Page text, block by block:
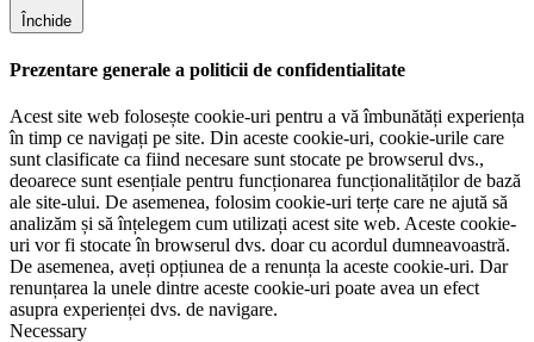
Închide
Prezentare generale a politicii de confidentialitate
Acest site web folosește cookie-uri pentru a vă îmbunătăți experiența
în timp ce navigați pe site. Din aceste cookie-uri, cookie-urile care
sunt clasificate ca fiind necesare sunt stocate pe browserul dvs.,
deoarece sunt esențiale pentru funcționarea funcționalităților de bază
ale site-ului. De asemenea, folosim cookie-uri terțe care ne ajută să
analizăm și să înțelegem cum utilizați acest site web. Aceste cookie-
uri vor fi stocate în browserul dvs. doar cu acordul dumneavoastră.
De asemenea, aveți opțiunea de a renunța la aceste cookie-uri. Dar
renunțarea la unele dintre aceste cookie-uri poate avea un efect
asupra experienței dvs. de navigare.
Necessary